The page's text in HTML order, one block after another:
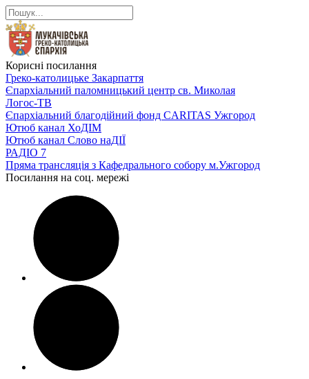
Корисні посилання
Греко-католицьке Закарпаття
Єпархіальний паломницький центр св. Миколая
Логос-ТВ
Єпархіальний благодійний фонд CARITAS Ужгород
Ютюб канал ХоДІМ
Ютюб канал Слово наДІЇ
РАДІО 7
Пряма трансляція з Кафедрального собору м.Ужгород
Посилання на соц. мережі